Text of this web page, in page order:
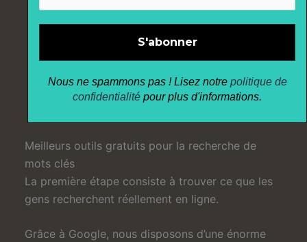
Nous ne spammons pas ! Lisez notre politique de
confidentialité pour plus d'informations.
Meilleurs outils gratuits pour la recherche de
mots clés
La première étape consiste à trouver ce que les
gens recherchent réellement en ligne.
Grâce à Google, nous disposons d’une énorme